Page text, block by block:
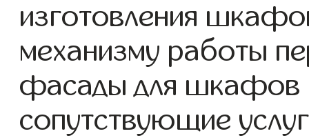
изготовления
механизму работы
фасады для шкафов
сопутствующие